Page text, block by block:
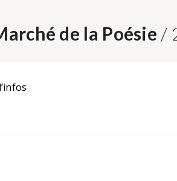
de la Poésie /